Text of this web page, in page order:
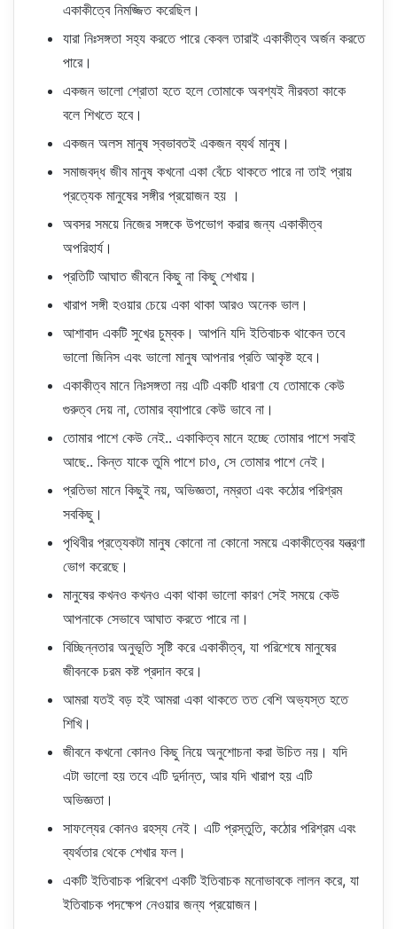
একাকীত্বে নিমজ্জিত করেছিল।
যারা নিঃসঙ্গতা সহ্য করতে পারে কেবল তারাই একাকীত্ব অর্জন করতে
পারে।
একজন ভালো শ্রোতা হতে হলে তোমাকে অবশ্যই নীরবতা কাকে
বলে শিখতে হবে।
একজন অলস মানুষ স্বভাবতই একজন ব্যর্থ মানুষ।
সমাজবদ্ধ জীব মানুষ কখনো একা বেঁচে থাকতে পারে না তাই প্রায়
প্রত্যেক মানুষের সঙ্গীর প্রয়োজন হয় ।
অবসর সময়ে নিজের সঙ্গকে উপভোগ করার জন্য একাকীত্ব
অপরিহার্য।
প্রতিটি আঘাত জীবনে কিছু না কিছু শেখায়।
খারাপ সঙ্গী হওয়ার চেয়ে একা থাকা আরও অনেক ভাল।
আশাবাদ একটি সুখের চুম্বক। আপনি যদি ইতিবাচক থাকেন তবে
ভালো জিনিস এবং ভালো মানুষ আপনার প্রতি আকৃষ্ট হবে।
একাকীত্ব মানে নিঃসঙ্গতা নয় এটি একটি ধারণা যে তোমাকে কেউ
গুরুত্ব দেয় না, তোমার ব্যাপারে কেউ ভাবে না।
তোমার পাশে কেউ নেই.. একাকিত্ব মানে হচ্ছে তোমার পাশে সবাই
আছে.. কিন্ত যাকে তুমি পাশে চাও, সে তোমার পাশে নেই।
প্রতিভা মানে কিছুই নয়, অভিজ্ঞতা, নম্রতা এবং কঠোর পরিশ্রম
সবকিছু।
পৃথিবীর প্রত্যেকটা মানুষ কোনো না কোনো সময়ে একাকীত্বের যন্ত্রণা
ভোগ করেছে।
মানুষের কখনও কখনও একা থাকা ভালো কারণ সেই সময়ে কেউ
আপনাকে সেভাবে আঘাত করতে পারে না।
বিচ্ছিন্নতার অনুভূতি সৃষ্টি করে একাকীত্ব, যা পরিশেষে মানুষের
জীবনকে চরম কষ্ট প্রদান করে।
আমরা যতই বড় হই আমরা একা থাকতে তত বেশি অভ্যস্ত হতে
শিখি।
জীবনে কখনো কোনও কিছু নিয়ে অনুশোচনা করা উচিত নয়। যদি
এটা ভালো হয় তবে এটি দুর্দান্ত, আর যদি খারাপ হয় এটি
অভিজ্ঞতা।
সাফল্যের কোনও রহস্য নেই। এটি প্রস্তুতি, কঠোর পরিশ্রম এবং
ব্যর্থতার থেকে শেখার ফল।
একটি ইতিবাচক পরিবেশ একটি ইতিবাচক মনোভাবকে লালন করে, যা
ইতিবাচক পদক্ষেপ নেওয়ার জন্য প্রয়োজন।